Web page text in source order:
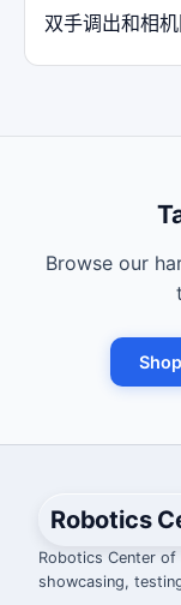
双手调出和相
Browse our
Robotics
Robotics Center
showcasing,